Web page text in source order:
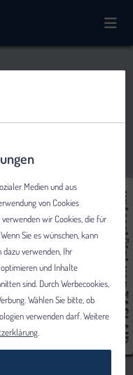
Medien und aus
von Cookies
wir Cookies, die für
Sie es wünschen, kann
verwenden, Ihr
und Inhalte
sind. Durch Werbecookies,
Wählen Sie bitte, ob
verwenden darf. Weitere